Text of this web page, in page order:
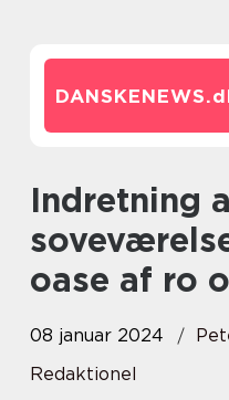
DANSKENEWS.
Indretning af
oase af ro
08 januar 2024
Redaktionel